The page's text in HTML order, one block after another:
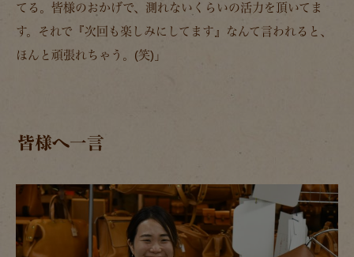
てる。皆様のおかげで、測れないくらいの活力を頂いてま
す。それで『次回も楽しみにしてます』なんて言われると、
ほんと頑張れちゃう。(笑)」
皆様へ一言